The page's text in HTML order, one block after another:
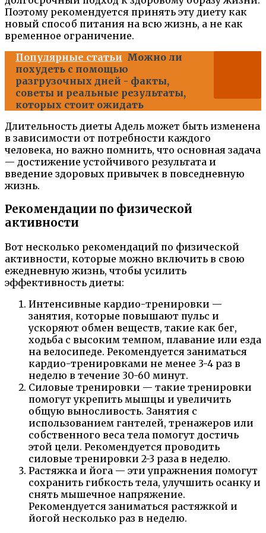
Поэтому рекомендуется принять эту диету как
новый способ питания на всю жизнь, а не как
временное ограничение.
Популярные статьи Можно ли
похудеть с помощью
разгрузочных дней - факты,
советы и реальные результаты,
которых стоит ожидать
Длительность диеты Адель может быть изменена
в зависимости от потребности каждого
человека, но важно помнить, что основная задача
— достижение устойчивого результата и
введение здоровых привычек в повседневную
жизнь.
Рекомендации по физической
активности
Вот несколько рекомендаций по физической
активности, которые можно включить в свою
ежедневную жизнь, чтобы усилить
эффективность диеты:
Интенсивные кардио-тренировки —
занятия, которые повышают пульс и
ускоряют обмен веществ, такие как бег,
ходьба с высоким темпом, плавание или езда
на велосипеде. Рекомендуется заниматься
кардио-тренировками не менее 3-4 раз в
неделю в течение 30-60 минут.
Силовые тренировки — такие тренировки
помогут укрепить мышцы и увеличить
общую выносливость. Занятия с
использованием гантелей, тренажеров или
собственного веса тела помогут достичь
этой цели. Рекомендуется проводить
силовые тренировки 2-3 раза в неделю.
Растяжка и йога — эти упражнения помогут
сохранить гибкость тела, улучшить осанку и
снять мышечное напряжение.
Рекомендуется заниматься растяжкой и
йогой несколько раз в неделю.